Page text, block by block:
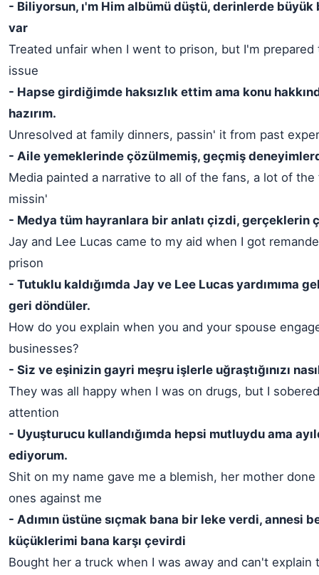
- Biliyorsun, ı'm Him albümü düştü, derinlerde büyük
var
Treated unfair when I went to prison, but I'm prepared
issue
- Hapse girdiğimde haksızlık ettim ama konu
hazırım.
Unresolved at family dinners, passin' it from past
- Aile yemeklerinde çözülmemiş, geçmiş
Media painted a narrative to all of the fans, a lot of the
missin'
- Medya tüm hayranlara bir anlatı çizdi, gerçeklerin
Jay and Lee Lucas came to my aid when I got
prison
- Tutuklu kaldığımda Jay ve Lee Lucas yardımıma
geri döndüler.
How do you explain when you and your spouse
businesses?
- Siz ve eşinizin gayri meşru işlerle uğraştığınızı
They was all happy when I was on drugs, but I
attention
- Uyuşturucu kullandığımda hepsi mutluydu ama
ediyorum.
Shit on my name gave me a blemish, her mother
ones against me
- Adımın üstüne sıçmak bana bir leke verdi, annesi
küçüklerimi bana karşı çevirdi
Bought her a truck when I was away and can't explain